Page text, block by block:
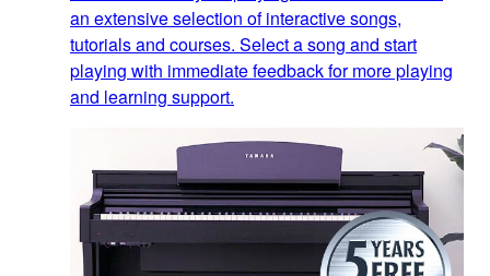
an extensive selection of interactive songs,
tutorials and courses. Select a song and start
playing with immediate feedback for more playing
and learning support.